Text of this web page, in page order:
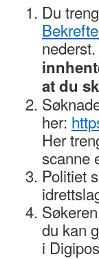
Du
nederst.
at du
her:
Her
scanne
Politiet
du kan
i